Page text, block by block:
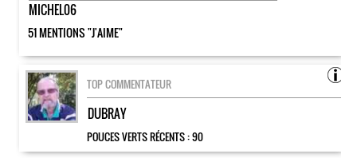
MICHEL06
51 MENTIONS "J'AIME"
TOP COMMENTATEUR
DUBRAY
POUCES VERTS RÉCENTS :90